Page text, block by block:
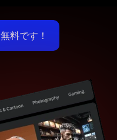
料です！